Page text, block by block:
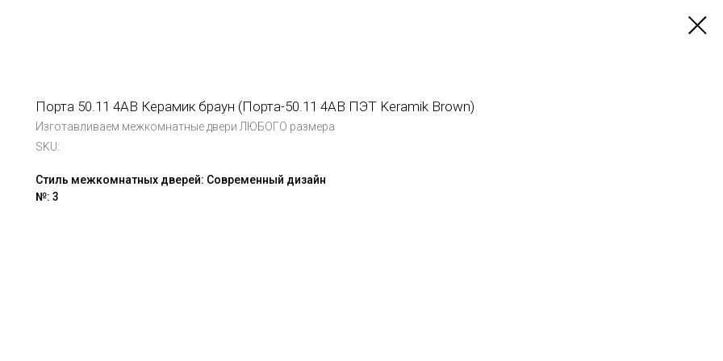
Порта 50.11 4АВ Керамик браун (Порта-50.11 4AB ПЭТ Keramik Brown)
Изготавливаем межкомнатные двери ЛЮБОГО размера
SKU:
Стиль межкомнатных дверей: Современный дизайн
№: 3